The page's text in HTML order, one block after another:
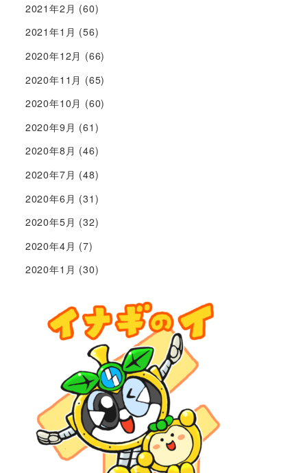
2021年2月 (60)
2021年1月 (56)
2020年12月 (66)
2020年11月 (65)
2020年10月 (60)
2020年9月 (61)
2020年8月 (46)
2020年7月 (48)
2020年6月 (31)
2020年5月 (32)
2020年4月 (7)
2020年1月 (30)